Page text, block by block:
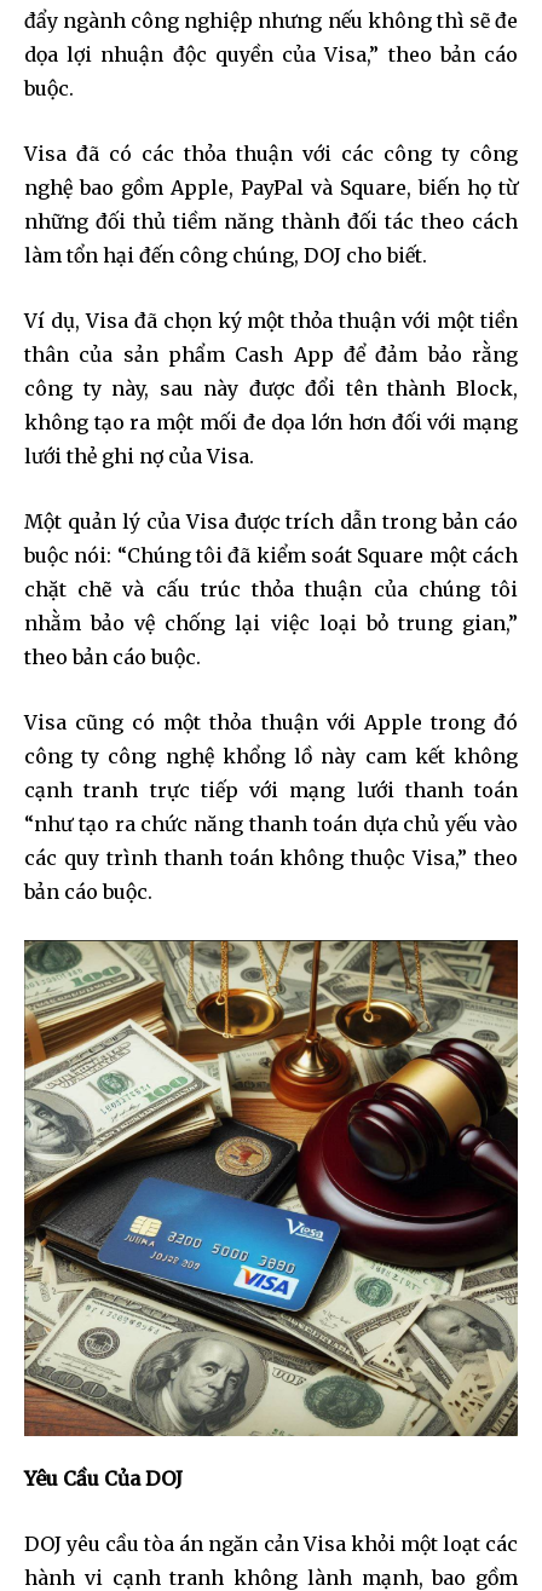
đẩy ngành công nghiệp nhưng nếu không thì sẽ đe
dọa lợi nhuận độc quyền của Visa,” theo bản cáo
buộc.
Visa đã có các thỏa thuận với các công ty công
nghệ bao gồm Apple, PayPal và Square, biến họ từ
những đối thủ tiềm năng thành đối tác theo cách
làm tổn hại đến công chúng, DOJ cho biết.
Ví dụ, Visa đã chọn ký một thỏa thuận với một tiền
thân của sản phẩm Cash App để đảm bảo rằng
công ty này, sau này được đổi tên thành Block,
không tạo ra một mối đe dọa lớn hơn đối với mạng
lưới thẻ ghi nợ của Visa.
Một quản lý của Visa được trích dẫn trong bản cáo
buộc nói: “Chúng tôi đã kiểm soát Square một cách
chặt chẽ và cấu trúc thỏa thuận của chúng tôi
nhằm bảo vệ chống lại việc loại bỏ trung gian,”
theo bản cáo buộc.
Visa cũng có một thỏa thuận với Apple trong đó
công ty công nghệ khổng lồ này cam kết không
cạnh tranh trực tiếp với mạng lưới thanh toán
“như tạo ra chức năng thanh toán dựa chủ yếu vào
các quy trình thanh toán không thuộc Visa,” theo
bản cáo buộc.
Yêu Cầu Của DOJ
DOJ yêu cầu tòa án ngăn cản Visa khỏi một loạt các
hành vi cạnh tranh không lành mạnh, bao gồm